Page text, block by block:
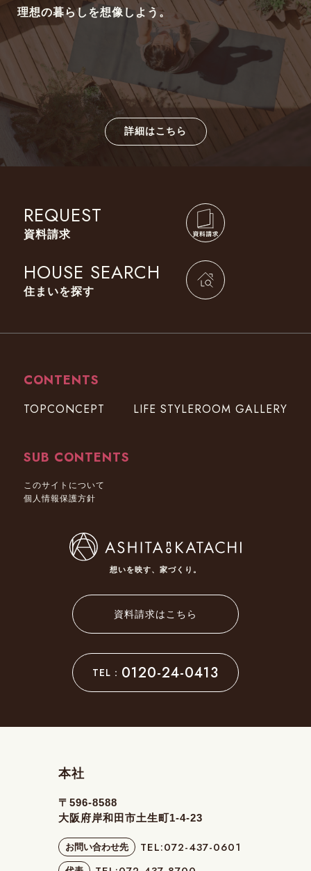
理想の暮らしを想像しよう。
詳細はこちら
REQUEST
資料請求
HOUSE SEARCH
住まいを探す
想いを映す、家づくり。
資料請求はこちら
TEL： 0120-24-0413
CONTENTS
TOPCONCEPT LIFE STYLEROOM GALLERY
SUB CONTENTS
このサイトについて
個人情報保護方針
本社
〒596-8588
大阪府岸和田市土生町1-4-23
お問い合わせ先 TEL:072-437-0601